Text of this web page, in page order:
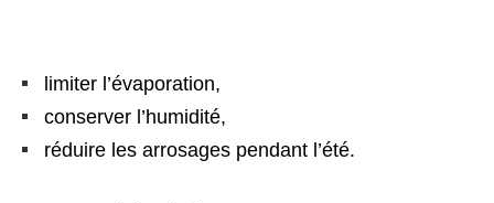
limiter l’évaporation,
conserver l’humidité,
réduire les arrosages pendant l’été.